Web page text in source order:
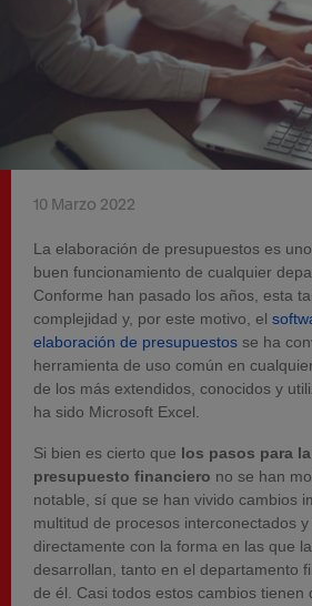
10 Marzo 2022
La elaboración de presupuestos es
buen funcionamiento de cualquier
Conforme han pasado los años, esta
complejidad y, por este motivo, el
elaboración de presupuestos se ha
herramienta de uso común en
de los más extendidos, conocidos y
ha sido Microsoft Excel.
Si bien es cierto que los pasos para
presupuesto financiero no se han
notable, sí que se han vivido cambios
multitud de procesos interconectados
directamente con la forma en las que
desarrollan, tanto en el departamento
de él. Casi todos estos cambios tienen